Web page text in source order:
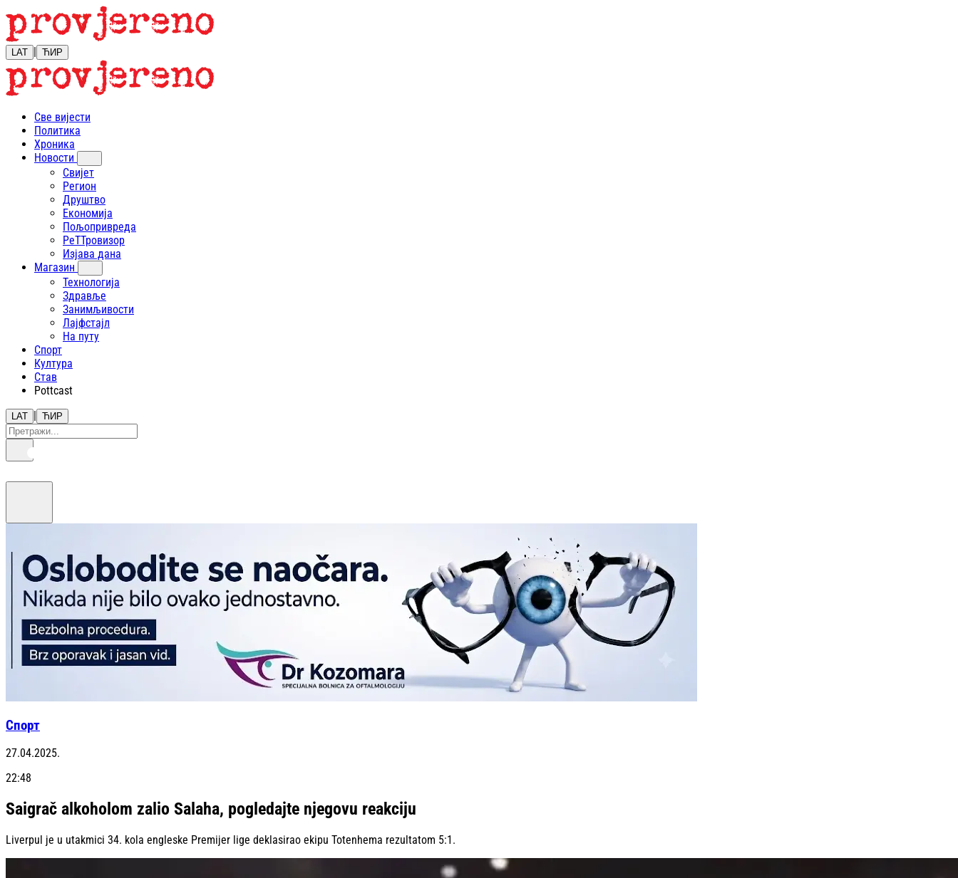
LAT | ЋИР
Све вијести
Политика
Хроника
Новости
Свијет
Регион
Друштво
Економија
Пољопривреда
РеТТровизор
Изјава дана
Магазин
Технологија
Здравље
Занимљивости
Лајфстajл
На путу
Спорт
Култура
Став
Pottcast
LAT | ЋИР
Спорт
27.04.2025.
22:48
Saigrač alkoholom zalio Salaha, pogledajte njegovu reakciju
Liverpul je u utakmici 34. kola engleske Premijer lige deklasirao ekipu Totenhema rezultatom 5:1.